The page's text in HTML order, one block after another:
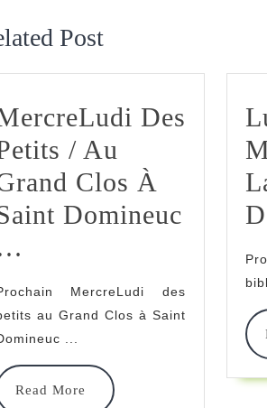
Post
Des
/ Au
Clos À
Domineuc
Petits
/
Au
MercreLudi des
au Grand Clos à Saint
...
Read More
Read